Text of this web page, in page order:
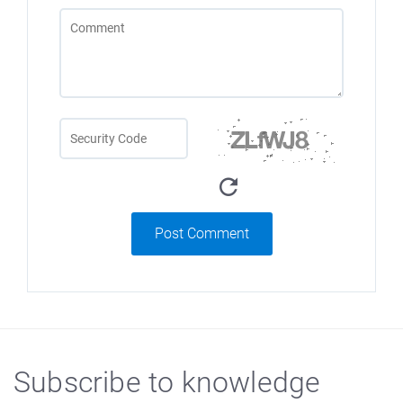
Post Comment
Subscribe to knowledge